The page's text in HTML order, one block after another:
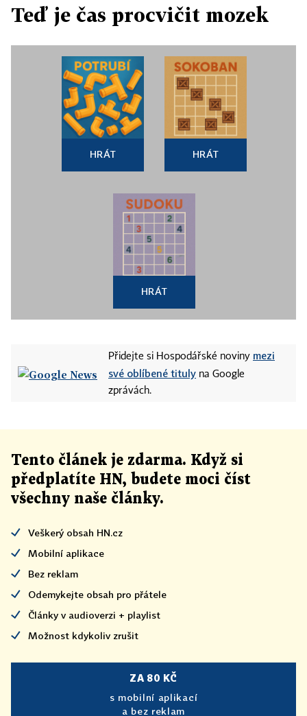
Teď je čas procvičit mozek
HRÁT HRÁT
HRÁT
Přidejte si Hospodářské noviny mezi
své oblíbené tituly na Google
zprávách.
Tento článek je zdarma. Když si
předplatíte HN, budete moci číst
všechny naše články.
Veškerý obsah HN.cz
Mobilní aplikace
Bez reklam
Odemykejte obsah pro přátele
Články v audioverzi + playlist
Možnost kdykoliv zrušit
ZA 80 KČ
s mobilní aplikací
a bez reklam